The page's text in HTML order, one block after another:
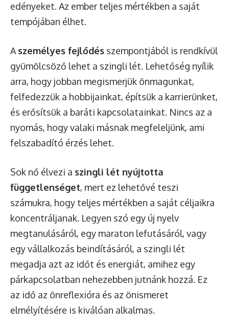
edényeket. Az ember teljes mértékben a saját
tempójában élhet.
A személyes fejlődés szempontjából is rendkívül
gyümölcsöző lehet a szingli lét. Lehetőség nyílik
arra, hogy jobban megismerjük önmagunkat,
felfedezzük a hobbijainkat, építsük a karrierünket,
és erősítsük a baráti kapcsolatainkat. Nincs az a
nyomás, hogy valaki másnak megfeleljünk, ami
felszabadító érzés lehet.
Sok nő élvezi a szingli lét nyújtotta
függetlenséget, mert ez lehetővé teszi
számukra, hogy teljes mértékben a saját céljaikra
koncentráljanak. Legyen szó egy új nyelv
megtanulásáról, egy maraton lefutásáról, vagy
egy vállalkozás beindításáról, a szingli lét
megadja azt az időt és energiát, amihez egy
párkapcsolatban nehezebben jutnánk hozzá. Ez
az idő az önreflexióra és az önismeret
elmélyítésére is kiválóan alkalmas.